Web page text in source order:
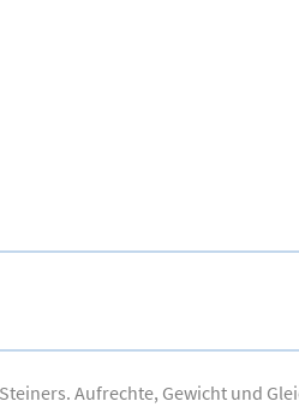
Aufrechte, Gewicht und